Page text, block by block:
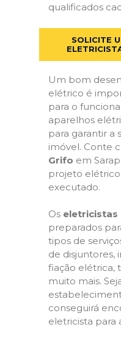
qualificados
SOLICITE
Um bom
elétrico é
para o
aparelhos
para garantir a
imóvel. Conte
Grifo em
projeto
executado.
Os eletricistas
preparados
tipos de
de disjuntores,
fiação elétrica,
muito mais.
conseguirá
eletricista para